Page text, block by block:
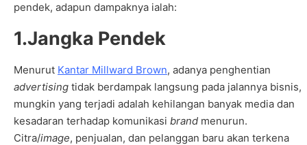
pendek, adapun dampaknya ialah:
1.Jangka Pendek
Menurut Kantar Millward Brown, adanya penghentian
advertising tidak berdampak langsung pada jalannya bisnis,
mungkin yang terjadi adalah kehilangan banyak media dan
kesadaran terhadap komunikasi brand menurun.
Citra/image, penjualan, dan pelanggan baru akan terkena